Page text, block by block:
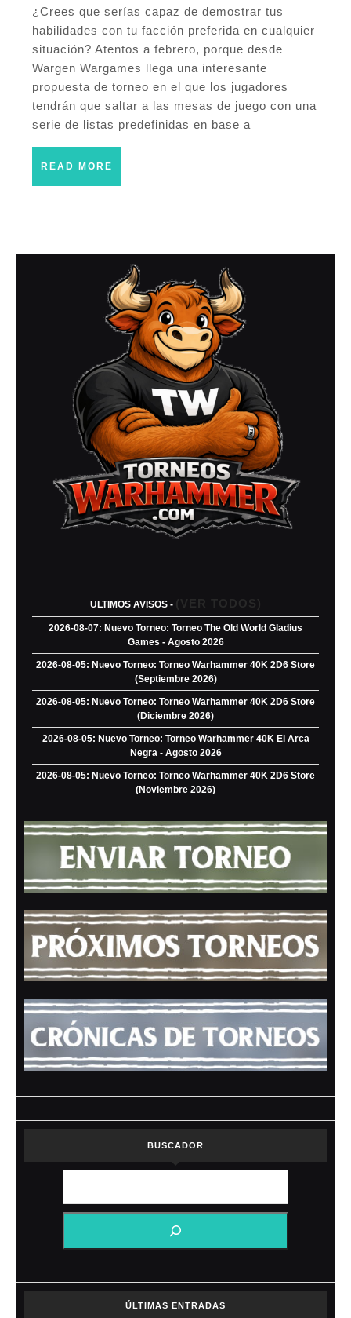
Puertos
del
Viejo
Mundo
–
Warhammer
Fantasy
(6ª
Febrero
2026)
¿Crees que serías capaz de demostrar tus
habilidades con tu facción preferida en cualquier
situación? Atentos a febrero, porque desde
Wargen Wargames llega una interesante
propuesta de torneo en el que los jugadores
tendrán que saltar a las mesas de juego con una
serie de listas predefinidas en base a
READ MORE
ULTIMOS AVISOS - (VER TODOS)
2026-08-07: Nuevo Torneo: Torneo The Old World Gladius
Games - Agosto 2026
2026-08-05: Nuevo Torneo: Torneo Warhammer 40K 2D6 Store
(Septiembre 2026)
2026-08-05: Nuevo Torneo: Torneo Warhammer 40K 2D6 Store
(Diciembre 2026)
2026-08-05: Nuevo Torneo: Torneo Warhammer 40K El Arca
Negra - Agosto 2026
2026-08-05: Nuevo Torneo: Torneo Warhammer 40K 2D6 Store
(Noviembre 2026)
BUSCADOR
ÚLTIMAS ENTRADAS